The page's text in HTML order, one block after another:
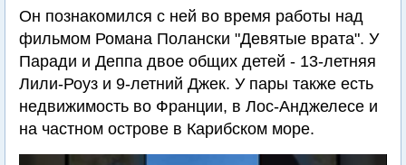
Он познакомился с ней во время работы над
фильмом Романа Полански "Девятые врата". У
Паради и Деппа двое общих детей - 13-летняя
Лили-Роуз и 9-летний Джек. У пары также есть
недвижимость во Франции, в Лос-Анджелесе и
на частном острове в Карибском море.